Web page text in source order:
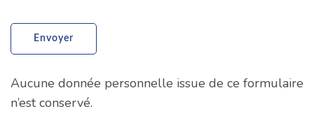
Aucune donnée personnelle issue de ce formulaire
n’est conservé.